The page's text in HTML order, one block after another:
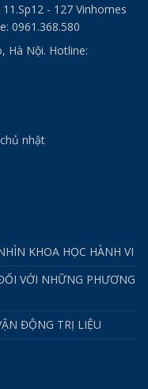
- 127 Vinhomes
0961.368.580
Hà Nội. Hotline:
nhật
KHOA HỌC HÀNH VI
VỚI NHỮNG PHƯƠNG
ĐỘNG TRỊ LIỆU